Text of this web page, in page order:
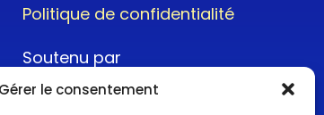
Gérer le consentement
Politique de confidentialité
Soutenu par